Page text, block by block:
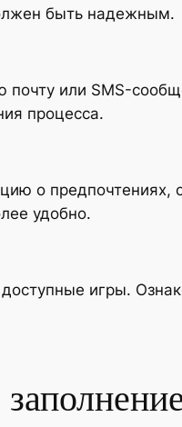
быть надежным.
или SMS-
процесса.
о предпочтениях,
удобно.
игры.